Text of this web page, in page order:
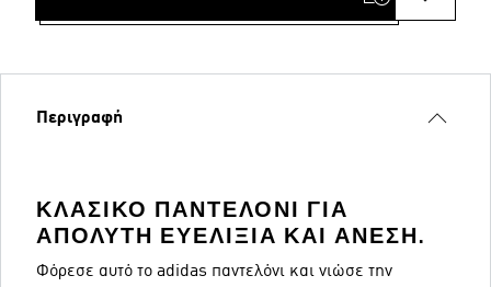
Περιγραφή
ΚΛΑΣΙΚΌ ΠΑΝΤΕΛΌΝΙ ΓΙΑ
ΑΠΌΛΥΤΗ ΕΥΕΛΙΞΊΑ ΚΑΙ ΆΝΕΣΗ.
Φόρεσε αυτό το adidas παντελόνι και νιώσε την